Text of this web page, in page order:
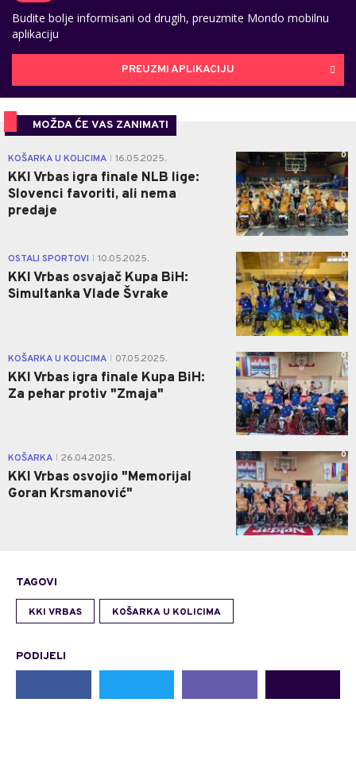
Budite bolje informisani od drugih, preuzmite Mondo mobilnu
aplikaciju
PREUZMI APLIKACIJU
MOŽDA ĆE VAS ZANIMATI
KOŠARKA U KOLICIMA 16.05.2025.
KKI Vrbas igra finale NLB lige:
Slovenci favoriti, ali nema
predaje
0
OSTALI SPORTOVI 10.05.2025.
KKI Vrbas osvajač Kupa BiH:
Simultanka Vlade Švrake
0
KOŠARKA U KOLICIMA 07.05.2025.
KKI Vrbas igra finale Kupa BiH:
Za pehar protiv "Zmaja"
0
KOŠARKA 26.04.2025.
KKI Vrbas osvojio "Memorijal
Goran Krsmanović"
0
TAGOVI
KKI VRBAS KOŠARKA U KOLICIMA
PODIJELI